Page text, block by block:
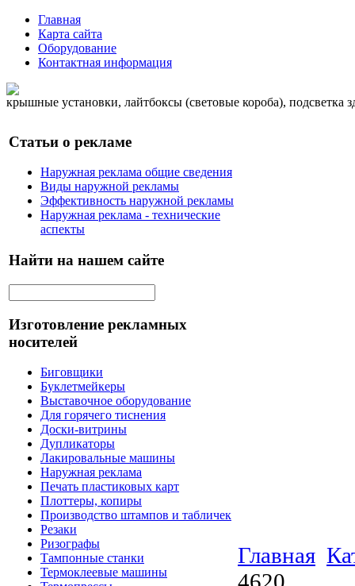
Главная
Карта сайта
Оборудование
Контактная информация
крышные установки, лайтбоксы (световые короба), подсветка
Статьи о рекламе
Наружная реклама общие сведения
Виды наружной рекламы
Эффективность наружной рекламы
Наружная реклама - технические
аспекты
Найти на нашем сайте
Изготовление рекламных
носителей
Биговщики
Буклетмейкеры
Выставочное оборудование
Для горячего тиснения
Доски-витрины
Дупликаторы
Лакировальные машины
Наружная реклама
Печать пластиковых карт
Плоттеры, копиры
Производство штампов и табличек
Резаки
Ризографы
Тампонные станки
Термоклеевые машины
Главная